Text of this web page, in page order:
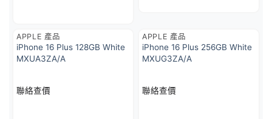
APPLE 產品
iPhone 16 Plus 128GB White
MXUA3ZA/A
聯絡查價
APPLE 產品
iPhone 16 Plus 256GB White
MXUG3ZA/A
聯絡查價